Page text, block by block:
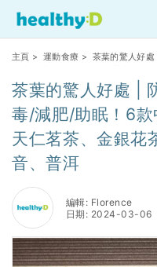
主頁 > 運動食療 > 茶葉的驚人好處 | 防癌/降血壓/抗衰老/排毒/減肥/助眠！6款中
茶葉的驚人好處 |
毒/減肥/助眠！6款
天仁茗茶、金銀花
音、普洱
編輯: Florence
日期: 2024-03-06